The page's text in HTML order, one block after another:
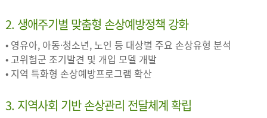
2. 생애주기별 맞춤형 손상예방정책 강화
• 영유아, 아동·청소년, 노인 등 대상별 주요 손상유형 분석
• 고위험군 조기발견 및 개입 모델 개발
• 지역 특화형 손상예방프로그램 확산
3. 지역사회 기반 손상관리 전달체계 확립